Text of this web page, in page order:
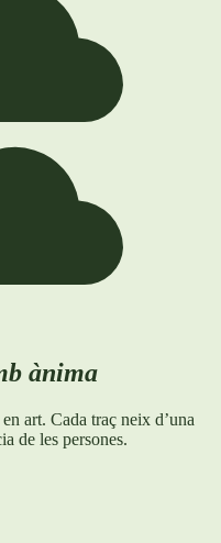
ànima
art. Cada traç neix d’una
de les persones.